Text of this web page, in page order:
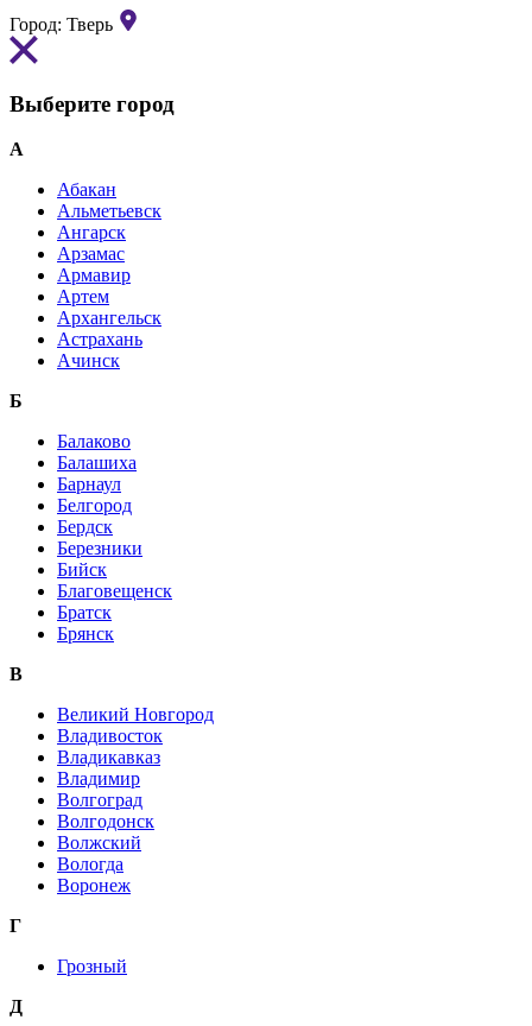
Город: Тверь
Выберите город
А
Абакан
Альметьевск
Ангарск
Арзамас
Армавир
Артем
Архангельск
Астрахань
Ачинск
Б
Балаково
Балашиха
Барнаул
Белгород
Бердск
Березники
Бийск
Благовещенск
Братск
Брянск
В
Великий Новгород
Владивосток
Владикавказ
Владимир
Волгоград
Волгодонск
Волжский
Вологда
Воронеж
Г
Грозный
Д